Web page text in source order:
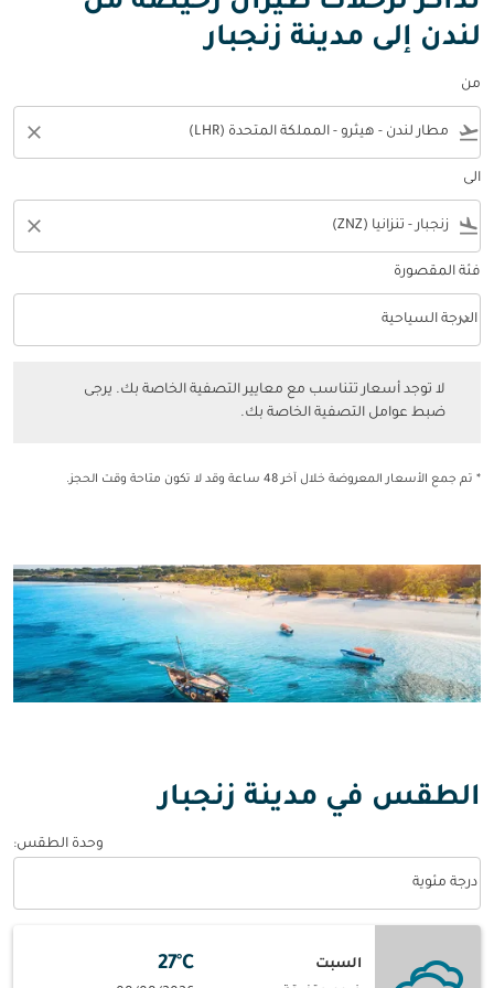
لندن إلى مدينة زنجبار
من
flight_takeoff
close
الى
flight_land
close
فئة المقصورة
فئة المقصورة option الدرجة السياحية Selected
الدرجة السياحية
keyboard_arrow_down
لا توجد أسعار تتناسب مع معايير التصفية الخاصة بك. يرجى
ضبط عوامل التصفية الخاصة بك.
* تم جمع الأسعار المعروضة خلال آخر 48 ساعة وقد لا تكون متاحة وقت الحجز.
الطقس في مدينة زنجبار
وحدة الطقس:
درجة مئوية
السبت
27°C